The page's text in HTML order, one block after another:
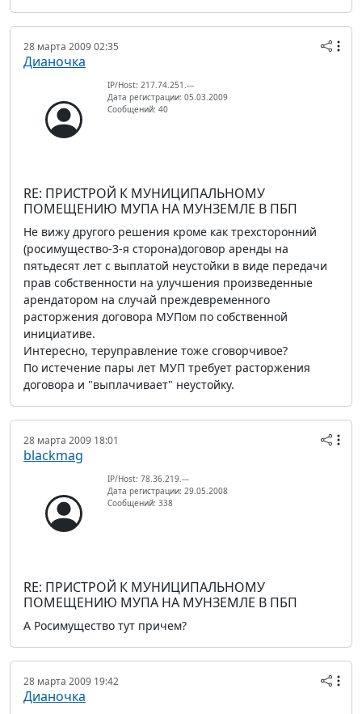
28 марта 2009 02:35
Дианочка
IP/Host: 217.74.251.---
Дата регистрации: 05.03.2009
Сообщений: 40
RE: ПРИСТРОЙ К МУНИЦИПАЛЬНОМУ
ПОМЕЩЕНИЮ МУПА НА МУНЗЕМЛЕ В ПБП
Не вижу другого решения кроме как трехсторонний
(росимущество-3-я сторона)договор аренды на
пятьдесят лет с выплатой неустойки в виде передачи
прав собственности на улучшения произведенные
арендатором на случай преждевременного
расторжения договора МУПом по собственной
инициативе.
Интересно, теруправление тоже сговорчивое?
По истечение пары лет МУП требует расторжения
договора и "выплачивает" неустойку.
28 марта 2009 18:01
blackmag
IP/Host: 78.36.219.---
Дата регистрации: 29.05.2008
Сообщений: 338
RE: ПРИСТРОЙ К МУНИЦИПАЛЬНОМУ
ПОМЕЩЕНИЮ МУПА НА МУНЗЕМЛЕ В ПБП
А Росимущество тут причем?
28 марта 2009 19:42
Дианочка